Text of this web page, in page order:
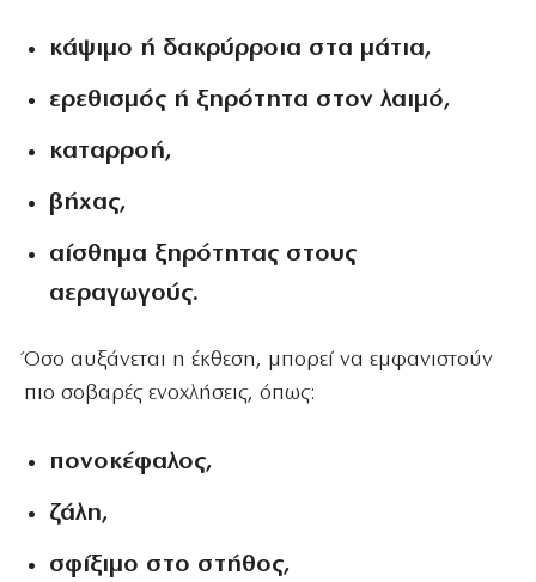
κάψιμο ή δακρύρροια στα μάτια,
ερεθισμός ή ξηρότητα στον λαιμό,
καταρροή,
βήχας,
αίσθημα ξηρότητας στους
αεραγωγούς.
Όσο αυξάνεται η έκθεση, μπορεί να εμφανιστούν
πιο σοβαρές ενοχλήσεις, όπως:
πονοκέφαλος,
ζάλη,
σφίξιμο στο στήθος,